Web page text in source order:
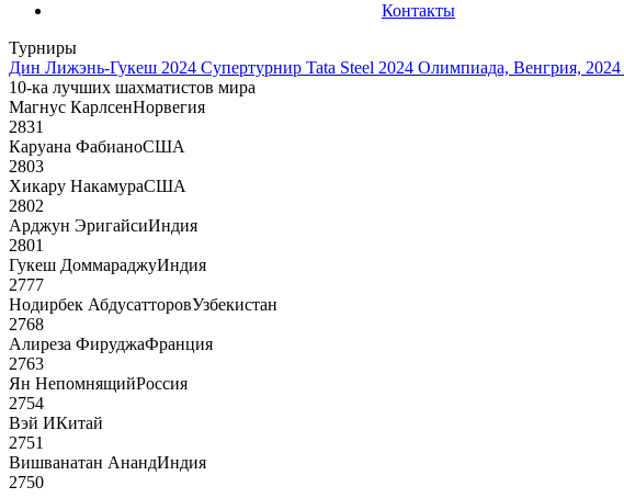
Контакты
Турниры
Дин Лижэнь-Гукеш 2024 Супертурнир Tata Steel 2024 Олимпиада, Венгрия, 2024
10-ка лучших шахматистов мира
Магнус КарлсенНорвегия
2831
Каруана ФабианоСША
2803
Хикару НакамураСША
2802
Арджун ЭригайсиИндия
2801
Гукеш ДоммараджуИндия
2777
Нодирбек АбдусатторовУзбекистан
2768
Алиреза ФируджаФранция
2763
Ян НепомнящийРоссия
2754
Вэй ИКитай
2751
Вишванатан АнандИндия
2750